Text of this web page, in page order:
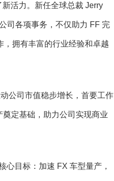
活力。新任全球总裁 Jerry
司各项事务，不仅助力 FF 完
，拥有丰富的行业经验和卓越
公司市值稳步增长，首要工作
定基础，助力公司实现商业
心目标：加速 FX 车型量产，